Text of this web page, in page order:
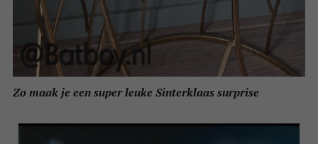
Zo maak je een super leuke Sinterklaas surprise